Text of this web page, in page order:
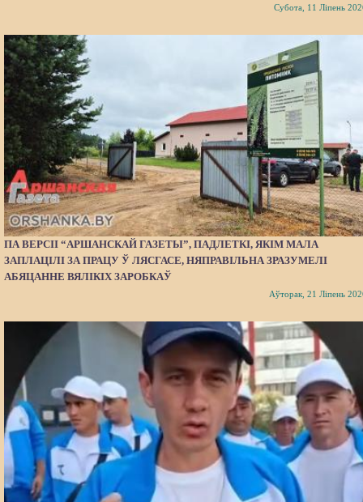
Субота, 11 Ліпень
ПА ВЕРСІІ “АРШАНСКАЙ ГАЗЕТЫ”, ПАДЛЕТКІ, ЯКІМ МАЛА
ЗАПЛАЦІЛІ ЗА ПРАЦУ Ў ЛЯСГАСЕ, НЯПРАВІЛЬНА ЗРАЗУМЕЛІ
АБЯЦАННЕ ВЯЛІКІХ ЗАРОБКАЎ
Аўторак, 21 Ліпень